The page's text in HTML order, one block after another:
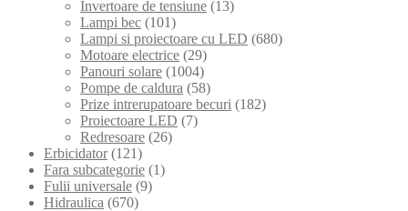
Invertoare de tensiune (13)
Lampi bec (101)
Lampi si proiectoare cu LED (680)
Motoare electrice (29)
Panouri solare (1004)
Pompe de caldura (58)
Prize intrerupatoare becuri (182)
Proiectoare LED (7)
Redresoare (26)
Erbicidator (121)
Fara subcategorie (1)
Fulii universale (9)
Hidraulica (670)